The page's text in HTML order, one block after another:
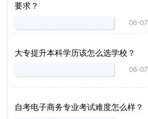
要求？
06-07
大专提升本科学历该怎么选学校？
06-07
自考电子商务专业考试难度怎么样？